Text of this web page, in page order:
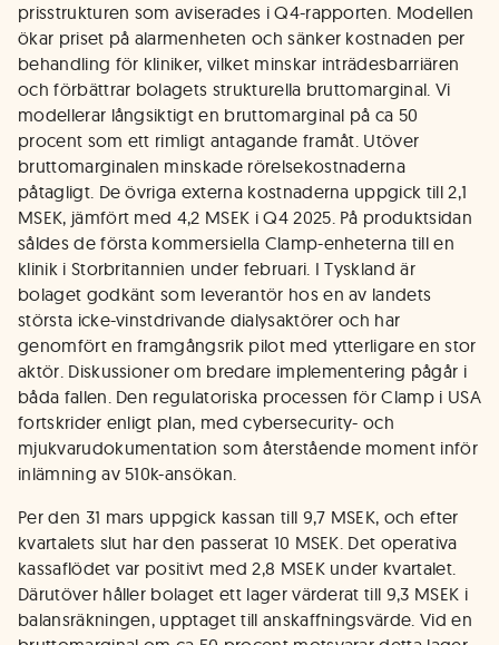
prisstrukturen som aviserades i Q4-rapporten. Modellen
ökar priset på alarmenheten och sänker kostnaden per
behandling för kliniker, vilket minskar inträdesbarriären
och förbättrar bolagets strukturella bruttomarginal. Vi
modellerar långsiktigt en bruttomarginal på ca 50
procent som ett rimligt antagande framåt. Utöver
bruttomarginalen minskade rörelsekostnaderna
påtagligt. De övriga externa kostnaderna uppgick till 2,1
MSEK, jämfört med 4,2 MSEK i Q4 2025. På produktsidan
såldes de första kommersiella Clamp-enheterna till en
klinik i Storbritannien under februari. I Tyskland är
bolaget godkänt som leverantör hos en av landets
största icke-vinstdrivande dialysaktörer och har
genomfört en framgångsrik pilot med ytterligare en stor
aktör. Diskussioner om bredare implementering pågår i
båda fallen. Den regulatoriska processen för Clamp i USA
fortskrider enligt plan, med cybersecurity- och
mjukvarudokumentation som återstående moment inför
inlämning av 510k-ansökan.
Per den 31 mars uppgick kassan till 9,7 MSEK, och efter
kvartalets slut har den passerat 10 MSEK. Det operativa
kassaflödet var positivt med 2,8 MSEK under kvartalet.
Därutöver håller bolaget ett lager värderat till 9,3 MSEK i
balansräkningen, upptaget till anskaffningsvärde. Vid en